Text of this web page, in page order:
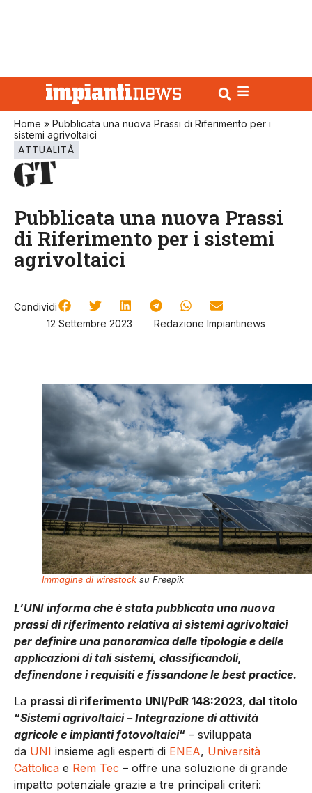
Home » Pubblicata una nuova Prassi di Riferimento per i
sistemi agrivoltaici
ATTUALITÀ
Pubblicata una nuova Prassi
di Riferimento per i sistemi
agrivoltaici
Condividi
12 Settembre 2023
Redazione Impiantinews
Immagine di wirestock su Freepik
L’UNI informa che è stata pubblicata una nuova
prassi di riferimento relativa ai sistemi agrivoltaici
per definire una panoramica delle tipologie e delle
applicazioni di tali sistemi, classificandoli,
definendone i requisiti e fissandone le best practice.
La prassi di riferimento UNI/PdR 148:2023, dal titolo
“Sistemi agrivoltaici – Integrazione di attività
agricole e impianti fotovoltaici“ – sviluppata
da UNI insieme agli esperti di ENEA, Università
Cattolica e Rem Tec – offre una soluzione di grande
impatto potenziale grazie a tre principali criteri: